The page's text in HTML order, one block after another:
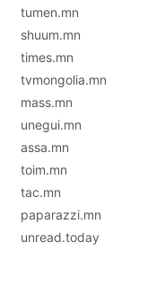
tumen.mn
shuum.mn
times.mn
tvmongolia.mn
mass.mn
unegui.mn
assa.mn
toim.mn
tac.mn
paparazzi.mn
unread.today